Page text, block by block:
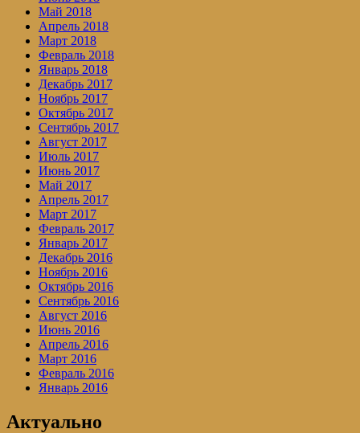
Май 2018
Апрель 2018
Март 2018
Февраль 2018
Январь 2018
Декабрь 2017
Ноябрь 2017
Октябрь 2017
Сентябрь 2017
Август 2017
Июль 2017
Июнь 2017
Май 2017
Апрель 2017
Март 2017
Февраль 2017
Январь 2017
Декабрь 2016
Ноябрь 2016
Октябрь 2016
Сентябрь 2016
Август 2016
Июнь 2016
Апрель 2016
Март 2016
Февраль 2016
Январь 2016
Актуально